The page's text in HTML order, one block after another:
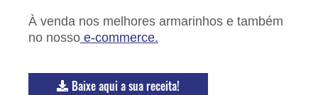
À venda nos melhores armarinhos e também
no nosso e-commerce.
Baixe aqui a sua receita!